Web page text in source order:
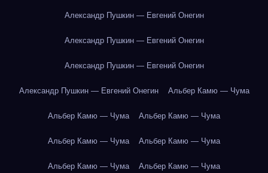
Александр Пушкин — Евгений Онегин
Александр Пушкин — Евгений Онегин
Александр Пушкин — Евгений Онегин
Александр Пушкин — Евгений Онегин Альбер Камю — Чума
Альбер Камю — Чума Альбер Камю — Чума
Альбер Камю — Чума Альбер Камю — Чума
Альбер Камю — Чума Альбер Камю — Чума